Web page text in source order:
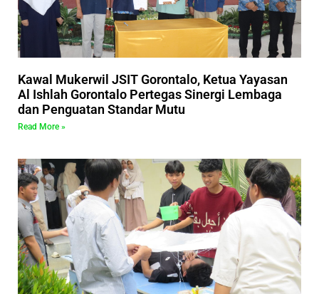
Kawal Mukerwil JSIT Gorontalo, Ketua Yayasan
Al Ishlah Gorontalo Pertegas Sinergi Lembaga
dan Penguatan Standar Mutu
Read More »